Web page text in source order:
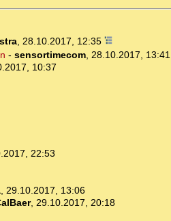
, 28.10.2017, 12:35
- sensortimecom, 28.10.2017, 13:41
10:37
22:53
, 29.10.2017, 13:06
, 29.10.2017, 20:18